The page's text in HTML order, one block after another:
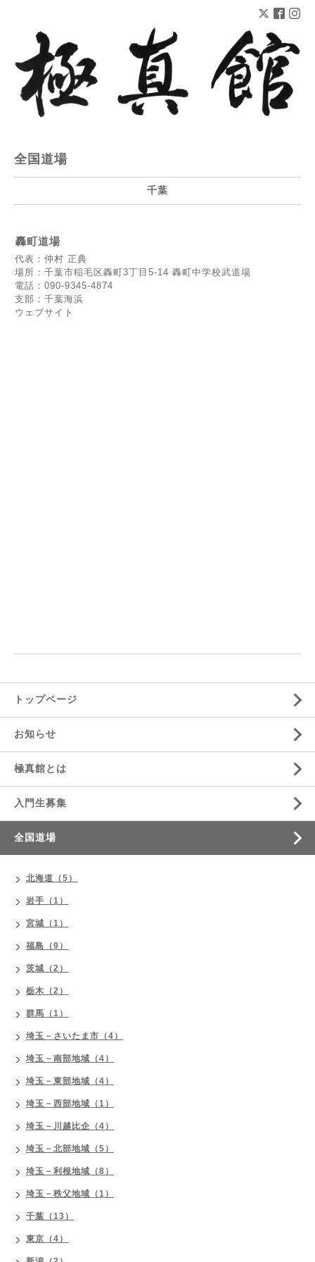
全国道場
千葉
轟町道場
代表：仲村 正典
場所：千葉市稲毛区轟町3丁目5-14 轟町中学校武道場
電話：090-9345-4874
支部：千葉海浜
ウェブサイト
トップページ
お知らせ
極真館とは
入門生募集
全国道場
北海道（5）
岩手（1）
宮城（1）
福島（9）
茨城（2）
栃木（2）
群馬（1）
埼玉－さいたま市（4）
埼玉－南部地域（4）
埼玉－東部地域（4）
埼玉－西部地域（1）
埼玉－川越比企（4）
埼玉－北部地域（5）
埼玉－利根地域（8）
埼玉－秩父地域（1）
千葉（13）
東京（4）